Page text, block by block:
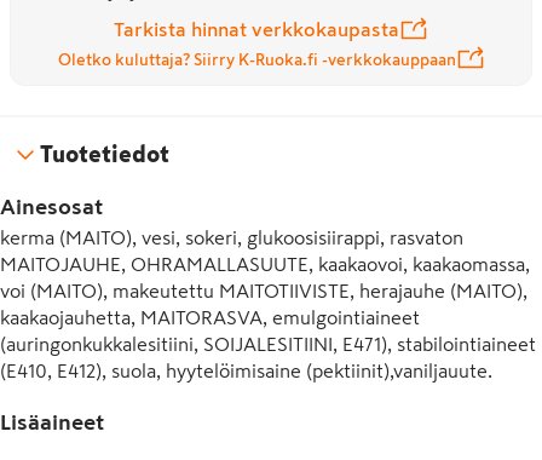
Tarkista hinnat verkkokaupasta
Oletko kuluttaja? Siirry K-Ruoka.fi -verkkokauppaan
Tuotetiedot
Ainesosat
kerma (MAITO), vesi, sokeri, glukoosisiirappi, rasvaton
MAITOJAUHE, OHRAMALLASUUTE, kaakaovoi, kaakaomassa,
voi (MAITO), makeutettu MAITOTIIVISTE, herajauhe (MAITO),
kaakaojauhetta, MAITORASVA, emulgointiaineet
(auringonkukkalesitiini, SOIJALESITIINI, E471), stabilointiaineet
(E410, E412), suola, hyytelöimisaine (pektiinit),vaniljauute.
CASHEWPÄHKINÄT, KANANMUNA, HASSELPÄHKINÄT,
Lisäaineet